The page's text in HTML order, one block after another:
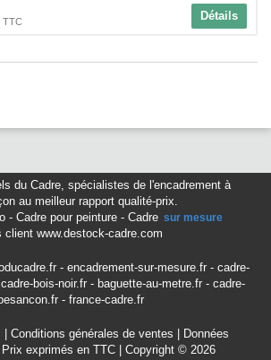
Détails
TTC
du Cadre, spécialistes de l'encadrement à
au meilleur rapport qualité-prix.
- Cadre pour peinture - Cadre sur mesure
client www.destock-cadre.com
- encadrement-sur-mesure.fr- cadre-
cadre-bois-noir.fr - baguette-au-metre.fr - cadre-
besancon.fr - france-cadre.fr
Conditions générales de ventes
Données
Prix exprimés en TTC | Copyright © 2026